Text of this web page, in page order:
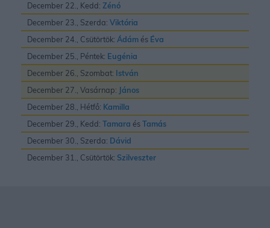
December 22., Kedd: Zénó
December 23., Szerda: Viktória
December 24., Csütörtök: Ádám és Éva
December 25., Péntek: Eugénia
December 26., Szombat: István
December 27., Vasárnap: János
December 28., Hétfő: Kamilla
December 29., Kedd: Tamara ésTamás
December 30., Szerda: Dávid
December 31., Csütörtök: Szilveszter